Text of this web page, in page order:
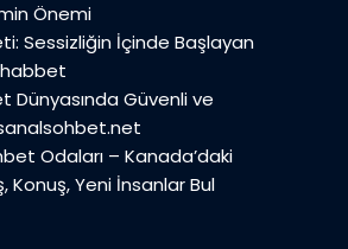
Önemi
Sessizliğin İçinde Başlayan
Dünyasında Güvenli ve
Odaları – Kanada’daki
Konuş, Yeni İnsanlar Bul